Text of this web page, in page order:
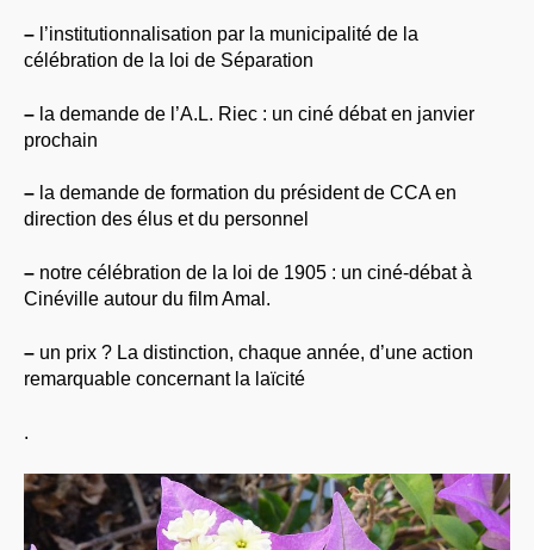
– l’institutionnalisation par la municipalité de la
célébration de la loi de Séparation
– la demande de l’A.L. Riec : un ciné débat en janvier
prochain
– la demande de formation du président de CCA en
direction des élus et du personnel
– notre célébration de la loi de 1905 : un ciné-débat à
Cinéville autour du film Amal.
– un prix ? La distinction, chaque année, d’une action
remarquable concernant la laïcité
.